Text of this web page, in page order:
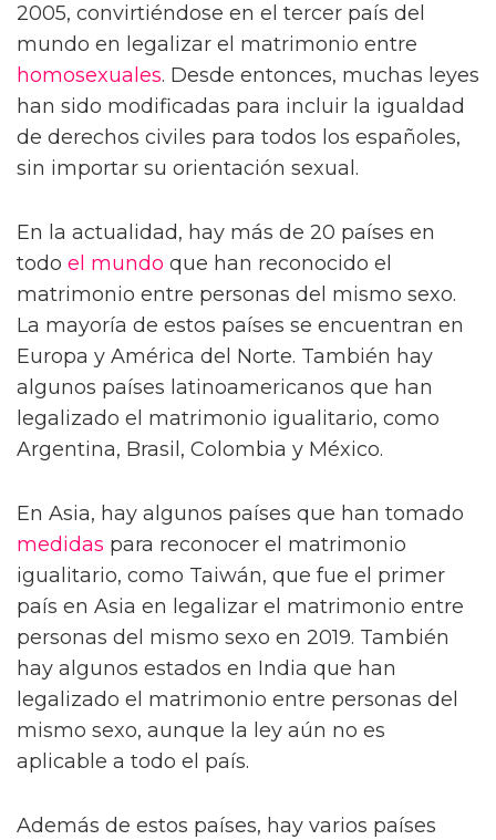
2005, convirtiéndose en el tercer país del
mundo en legalizar el matrimonio entre
homosexuales. Desde entonces, muchas leyes
han sido modificadas para incluir la igualdad
de derechos civiles para todos los españoles,
sin importar su orientación sexual.
En la actualidad, hay más de 20 países en
todo el mundo que han reconocido el
matrimonio entre personas del mismo sexo.
La mayoría de estos países se encuentran en
Europa y América del Norte. También hay
algunos países latinoamericanos que han
legalizado el matrimonio igualitario, como
Argentina, Brasil, Colombia y México.
En Asia, hay algunos países que han tomado
medidas para reconocer el matrimonio
igualitario, como Taiwán, que fue el primer
país en Asia en legalizar el matrimonio entre
personas del mismo sexo en 2019. También
hay algunos estados en India que han
legalizado el matrimonio entre personas del
mismo sexo, aunque la ley aún no es
aplicable a todo el país.
Además de estos países, hay varios países